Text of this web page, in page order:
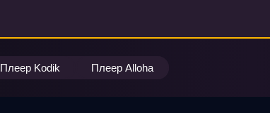
Плеер Kodik Плеер Alloha